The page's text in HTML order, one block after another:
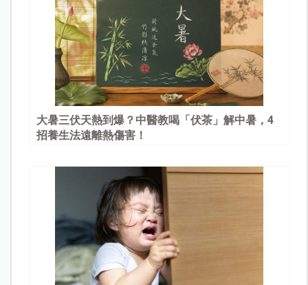
大暑三伏天熱到爆？中醫教喝「伏茶」解中暑，4
招養生法遠離熱傷害！